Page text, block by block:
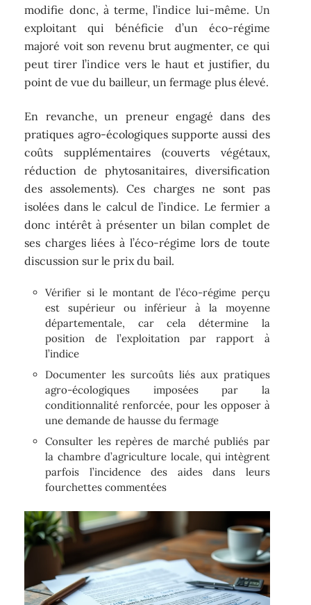
modifie donc, à terme, l’indice lui-même. Un
exploitant qui bénéficie d’un éco-régime
majoré voit son revenu brut augmenter, ce qui
peut tirer l’indice vers le haut et justifier, du
point de vue du bailleur, un fermage plus élevé.
En revanche, un preneur engagé dans des
pratiques agro-écologiques supporte aussi des
coûts supplémentaires (couverts végétaux,
réduction de phytosanitaires, diversification
des assolements). Ces charges ne sont pas
isolées dans le calcul de l’indice. Le fermier a
donc intérêt à présenter un bilan complet de
ses charges liées à l’éco-régime lors de toute
discussion sur le prix du bail.
Vérifier si le montant de l’éco-régime perçu
est supérieur ou inférieur à la moyenne
départementale, car cela détermine la
position de l’exploitation par rapport à
l’indice
Documenter les surcoûts liés aux pratiques
agro-écologiques imposées par la
conditionnalité renforcée, pour les opposer à
une demande de hausse du fermage
Consulter les repères de marché publiés par
la chambre d’agriculture locale, qui intègrent
parfois l’incidence des aides dans leurs
fourchettes commentées